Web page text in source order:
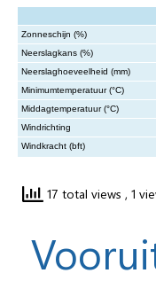
Zonneschijn (%)
Neerslagkans (%)
Neerslaghoeveelheid (mm)
Minimumtemperatuur (°C)
Middagtemperatuur (°C)
Windrichting
Windkracht (bft)
17 total views , 1